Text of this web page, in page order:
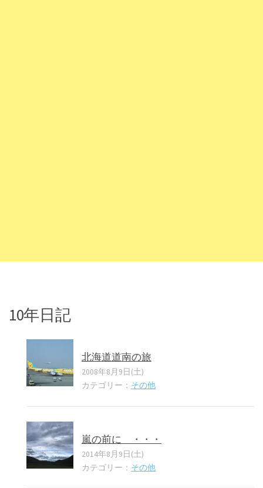
10年日記
北海道道南の旅
2008年8月9日(土)
カテゴリー： その他
嵐の前に ・・・
2014年8月9日(土)
カテゴリー： その他